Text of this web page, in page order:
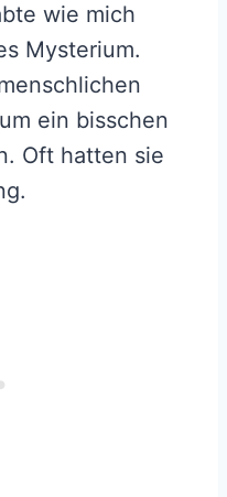
wie mich
Mysterium.
ein bisschen
Oft hatten sie